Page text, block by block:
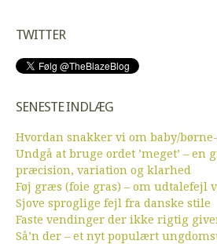
TWITTER
SENESTE INDLÆG
Hvordan snakker vi om baby/
Undgå at bruge ordet ’meget’ – en
præcision, variation og klarhed
Føj græs (foie gras) – om udtalefejl
Sjove sproglige fejl fra danske stile
Faste vendinger der ikke rigtig
Så’n der – et nyt populært